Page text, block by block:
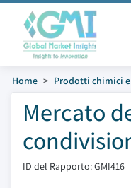
Home Prodotti chimici
Mercato
ID del Rapporto: GMI416